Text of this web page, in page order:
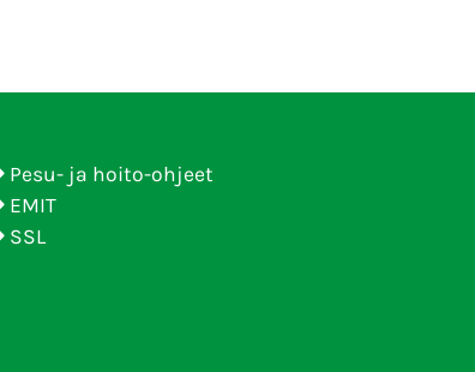
Pesu- ja hoito-ohjeet
EMIT
SSL